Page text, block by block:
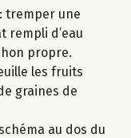
tremper une
rempli d’eau
propre.
les fruits
graines de
au dos du